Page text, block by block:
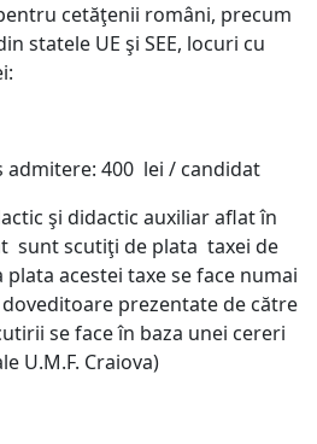
cetăţenii români, precum
statele UE şi SEE, locuri cu
admitere: 400 lei / candidat
şi didactic auxiliar aflat în
sunt scutiţi de plata taxei de
acestei taxe se face numai
prezentate de către
se face în baza unei cereri
U.M.F. Craiova)